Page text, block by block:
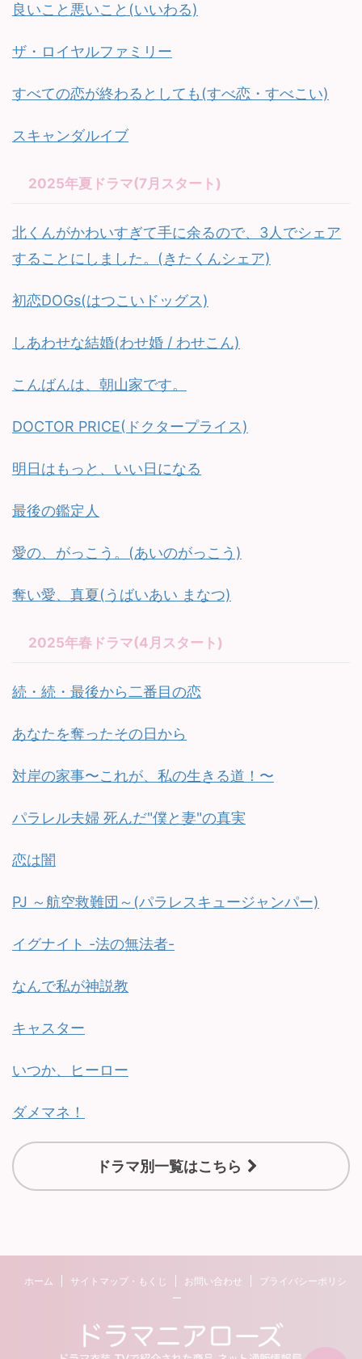
良いこと悪いこと(いいわる)
ザ・ロイヤルファミリー
すべての恋が終わるとしても(すべ恋・すべこい)
スキャンダルイブ
2025年夏ドラマ(7月スタート)
北くんがかわいすぎて手に余るので、3人でシェア
することにしました。(きたくんシェア)
初恋DOGs(はつこいドッグス)
しあわせな結婚(わせ婚 / わせこん)
こんばんは、朝山家です。
DOCTOR PRICE(ドクタープライス)
明日はもっと、いい日になる
最後の鑑定人
愛の、がっこう。(あいのがっこう)
奪い愛、真夏(うばいあい まなつ)
2025年春ドラマ(4月スタート)
続・続・最後から二番目の恋
あなたを奪ったその日から
対岸の家事〜これが、私の生きる道！〜
パラレル夫婦 死んだ"僕と妻"の真実
恋は闇
PJ ～航空救難団～(パラレスキュージャンパー)
イグナイト -法の無法者-
なんで私が神説教
キャスター
いつか、ヒーロー
ダメマネ！
ドラマ別一覧はこちら
ホーム サイトマップ・もくじ お問い合わせ
プライバシーポリシ
ー